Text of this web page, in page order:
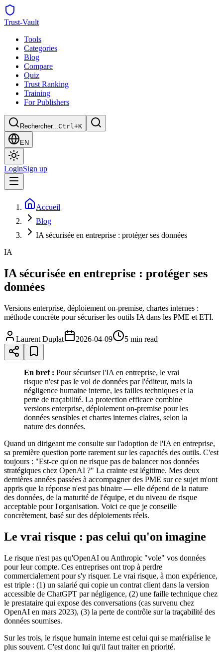
Trust-Vault
Tools
Categories
Blog
Compare
Quiz
Trust Ranking
Training
For Publishers
Rechercher...Ctrl+K
EN
LoginSign up
Accueil
Blog
IA sécurisée en entreprise : protéger ses données
IA
IA sécurisée en entreprise : protéger ses
données
Versions enterprise, déploiement on-premise, chartes internes :
méthode concrète pour sécuriser les outils IA dans les PME et ETI.
Laurent Duplat 2026-04-09 5 min read
En bref : Pour sécuriser l'IA en entreprise, le vrai
risque n'est pas le vol de données par l'éditeur, mais la
négligence humaine interne, les failles techniques et la
perte de traçabilité. La protection efficace combine
versions enterprise, déploiement on-premise pour les
données sensibles et chartes internes claires, selon la
nature des données.
Quand un dirigeant me consulte sur l'adoption de l'IA en entreprise,
sa première question porte rarement sur les capacités des outils. C'est
toujours : "Est-ce qu'on ne risque pas de balancer nos données
stratégiques chez OpenAI ?" La crainte est légitime. Mes deux
dernières années passées à accompagner des PME sur ce sujet m'ont
appris que la réponse n'est pas binaire — elle dépend de la nature
des données, de la maturité de l'équipe, et du niveau de risque
acceptable pour l'organisation. Voici ce que je conseille
concrètement, basé sur des déploiements réels.
Le vrai risque : pas celui qu'on imagine
Le risque n'est pas qu'OpenAI ou Anthropic "vole" vos données
pour leur compte. Ces entreprises ont trop à perdre
commercialement pour s'y risquer. Le vrai risque, à mon expérience,
est triple : (1) un salarié qui copie un contrat client dans la version
accessible de ChatGPT par négligence, (2) une faille technique chez
le prestataire qui expose des conversations (cas survenu chez
OpenAI en mars 2023), (3) la perte de contrôle sur la traçabilité des
données soumises.
Sur les trois, le risque humain interne est celui qui se matérialise le
plus souvent. C'est donc lui qu'il faut traiter en priorité.